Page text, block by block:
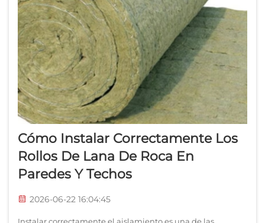
Cómo Instalar Correctamente Los
Rollos De Lana De Roca En
Paredes Y Techos
2026-06-22 16:04:45